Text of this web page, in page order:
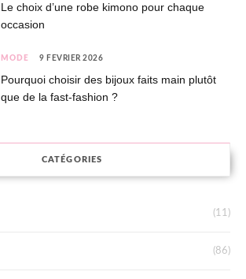
Le choix d’une robe kimono pour chaque
occasion
MODE 9 FÉVRIER 2026
Pourquoi choisir des bijoux faits main plutôt
que de la fast-fashion ?
CATÉGORIES
(11)
(86)